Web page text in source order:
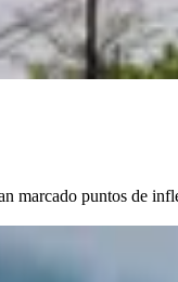
marcado puntos de